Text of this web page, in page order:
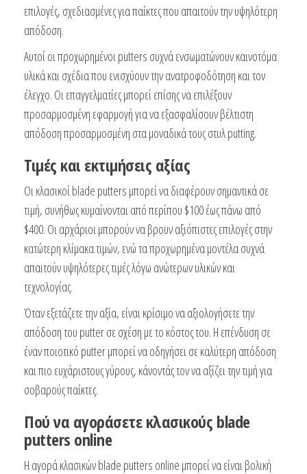
επιλογές, σχεδιασμένες για παίκτες που απαιτούν την υψηλότερη
απόδοση.
Αυτοί οι προχωρημένοι putters συχνά ενσωματώνουν καινοτόμα
υλικά και σχέδια που ενισχύουν την ανατροφοδότηση και τον
έλεγχο. Οι επαγγελματίες μπορεί επίσης να επιλέξουν
προσαρμοσμένη εφαρμογή για να εξασφαλίσουν βέλτιστη
απόδοση προσαρμοσμένη στα μοναδικά τους στυλ putting.
Τιμές και εκτιμήσεις αξίας
Οι κλασικοί blade putters μπορεί να διαφέρουν σημαντικά σε
τιμή, συνήθως κυμαίνονται από περίπου $100 έως πάνω από
$400. Οι αρχάριοι μπορούν να βρουν αξιόπιστες επιλογές στην
κατώτερη κλίμακα τιμών, ενώ τα προχωρημένα μοντέλα συχνά
απαιτούν υψηλότερες τιμές λόγω ανώτερων υλικών και
τεχνολογίας.
Όταν εξετάζετε την αξία, είναι κρίσιμο να αξιολογήσετε την
απόδοση του putter σε σχέση με το κόστος του. Η επένδυση σε
έναν ποιοτικό putter μπορεί να οδηγήσει σε καλύτερη απόδοση
και πιο ευχάριστους γύρους, κάνοντάς τον να αξίζει την τιμή για
σοβαρούς παίκτες.
Πού να αγοράσετε κλασικούς blade
putters online
Η αγορά κλασικών blade putters online μπορεί να είναι βολική